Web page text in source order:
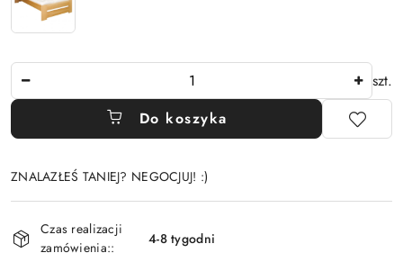
szt.
Do koszyka
ZNALAZŁEŚ TANIEJ? NEGOCJUJ! :)
i
Czas realizacji
zamówienia::
4-8 tygodni